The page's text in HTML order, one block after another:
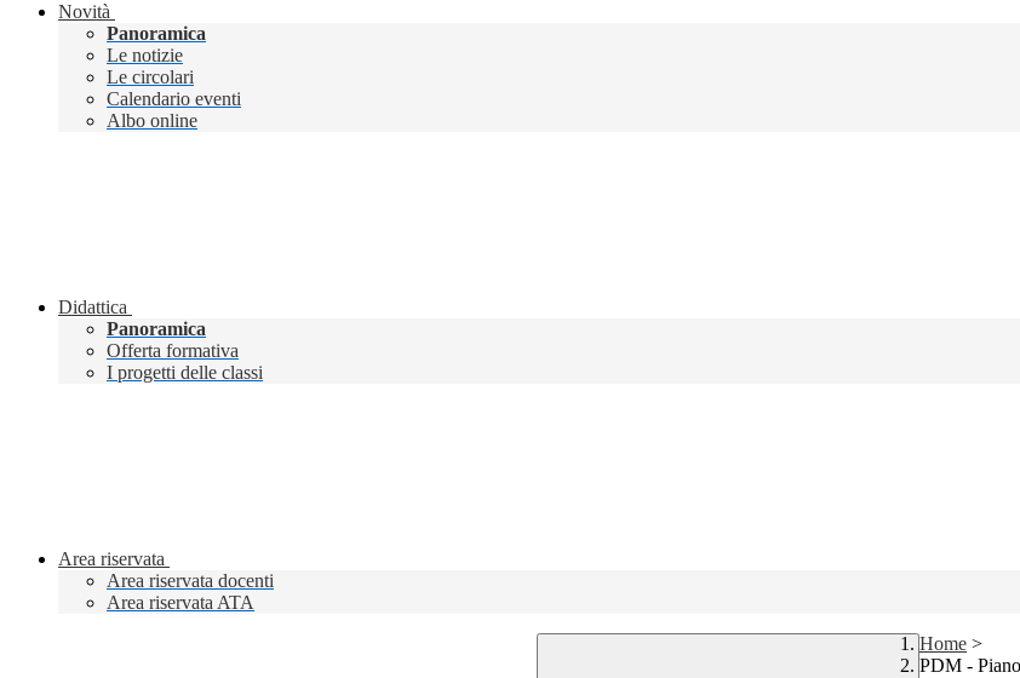
Novità
Panoramica
Le notizie
Le circolari
Calendario eventi
Albo online
Didattica
Panoramica
Offerta formativa
I progetti delle classi
Area riservata
Area riservata docenti
Area riservata ATA
Home >
PDM -